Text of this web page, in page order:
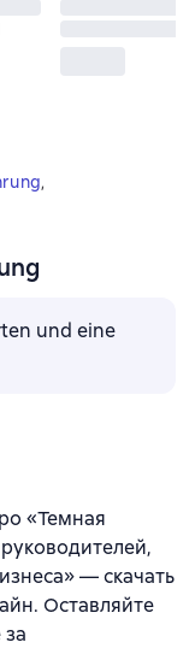
,
und eine
«Темная
— скачать
Оставляйте